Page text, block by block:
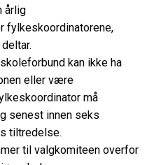
årlig
fylkeskoordinatorene,
kan ikke ha
eller være
må
senest innen seks
tiltredelse.
til valgkomiteen overfor